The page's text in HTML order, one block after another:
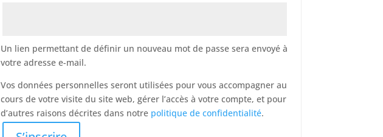
Un lien permettant de définir un nouveau mot de passe sera envoyé à
votre adresse e-mail.
Vos données personnelles seront utilisées pour vous accompagner au
cours de votre visite du site web, gérer l’accès à votre compte, et pour
d’autres raisons décrites dans notre politique de confidentialité.